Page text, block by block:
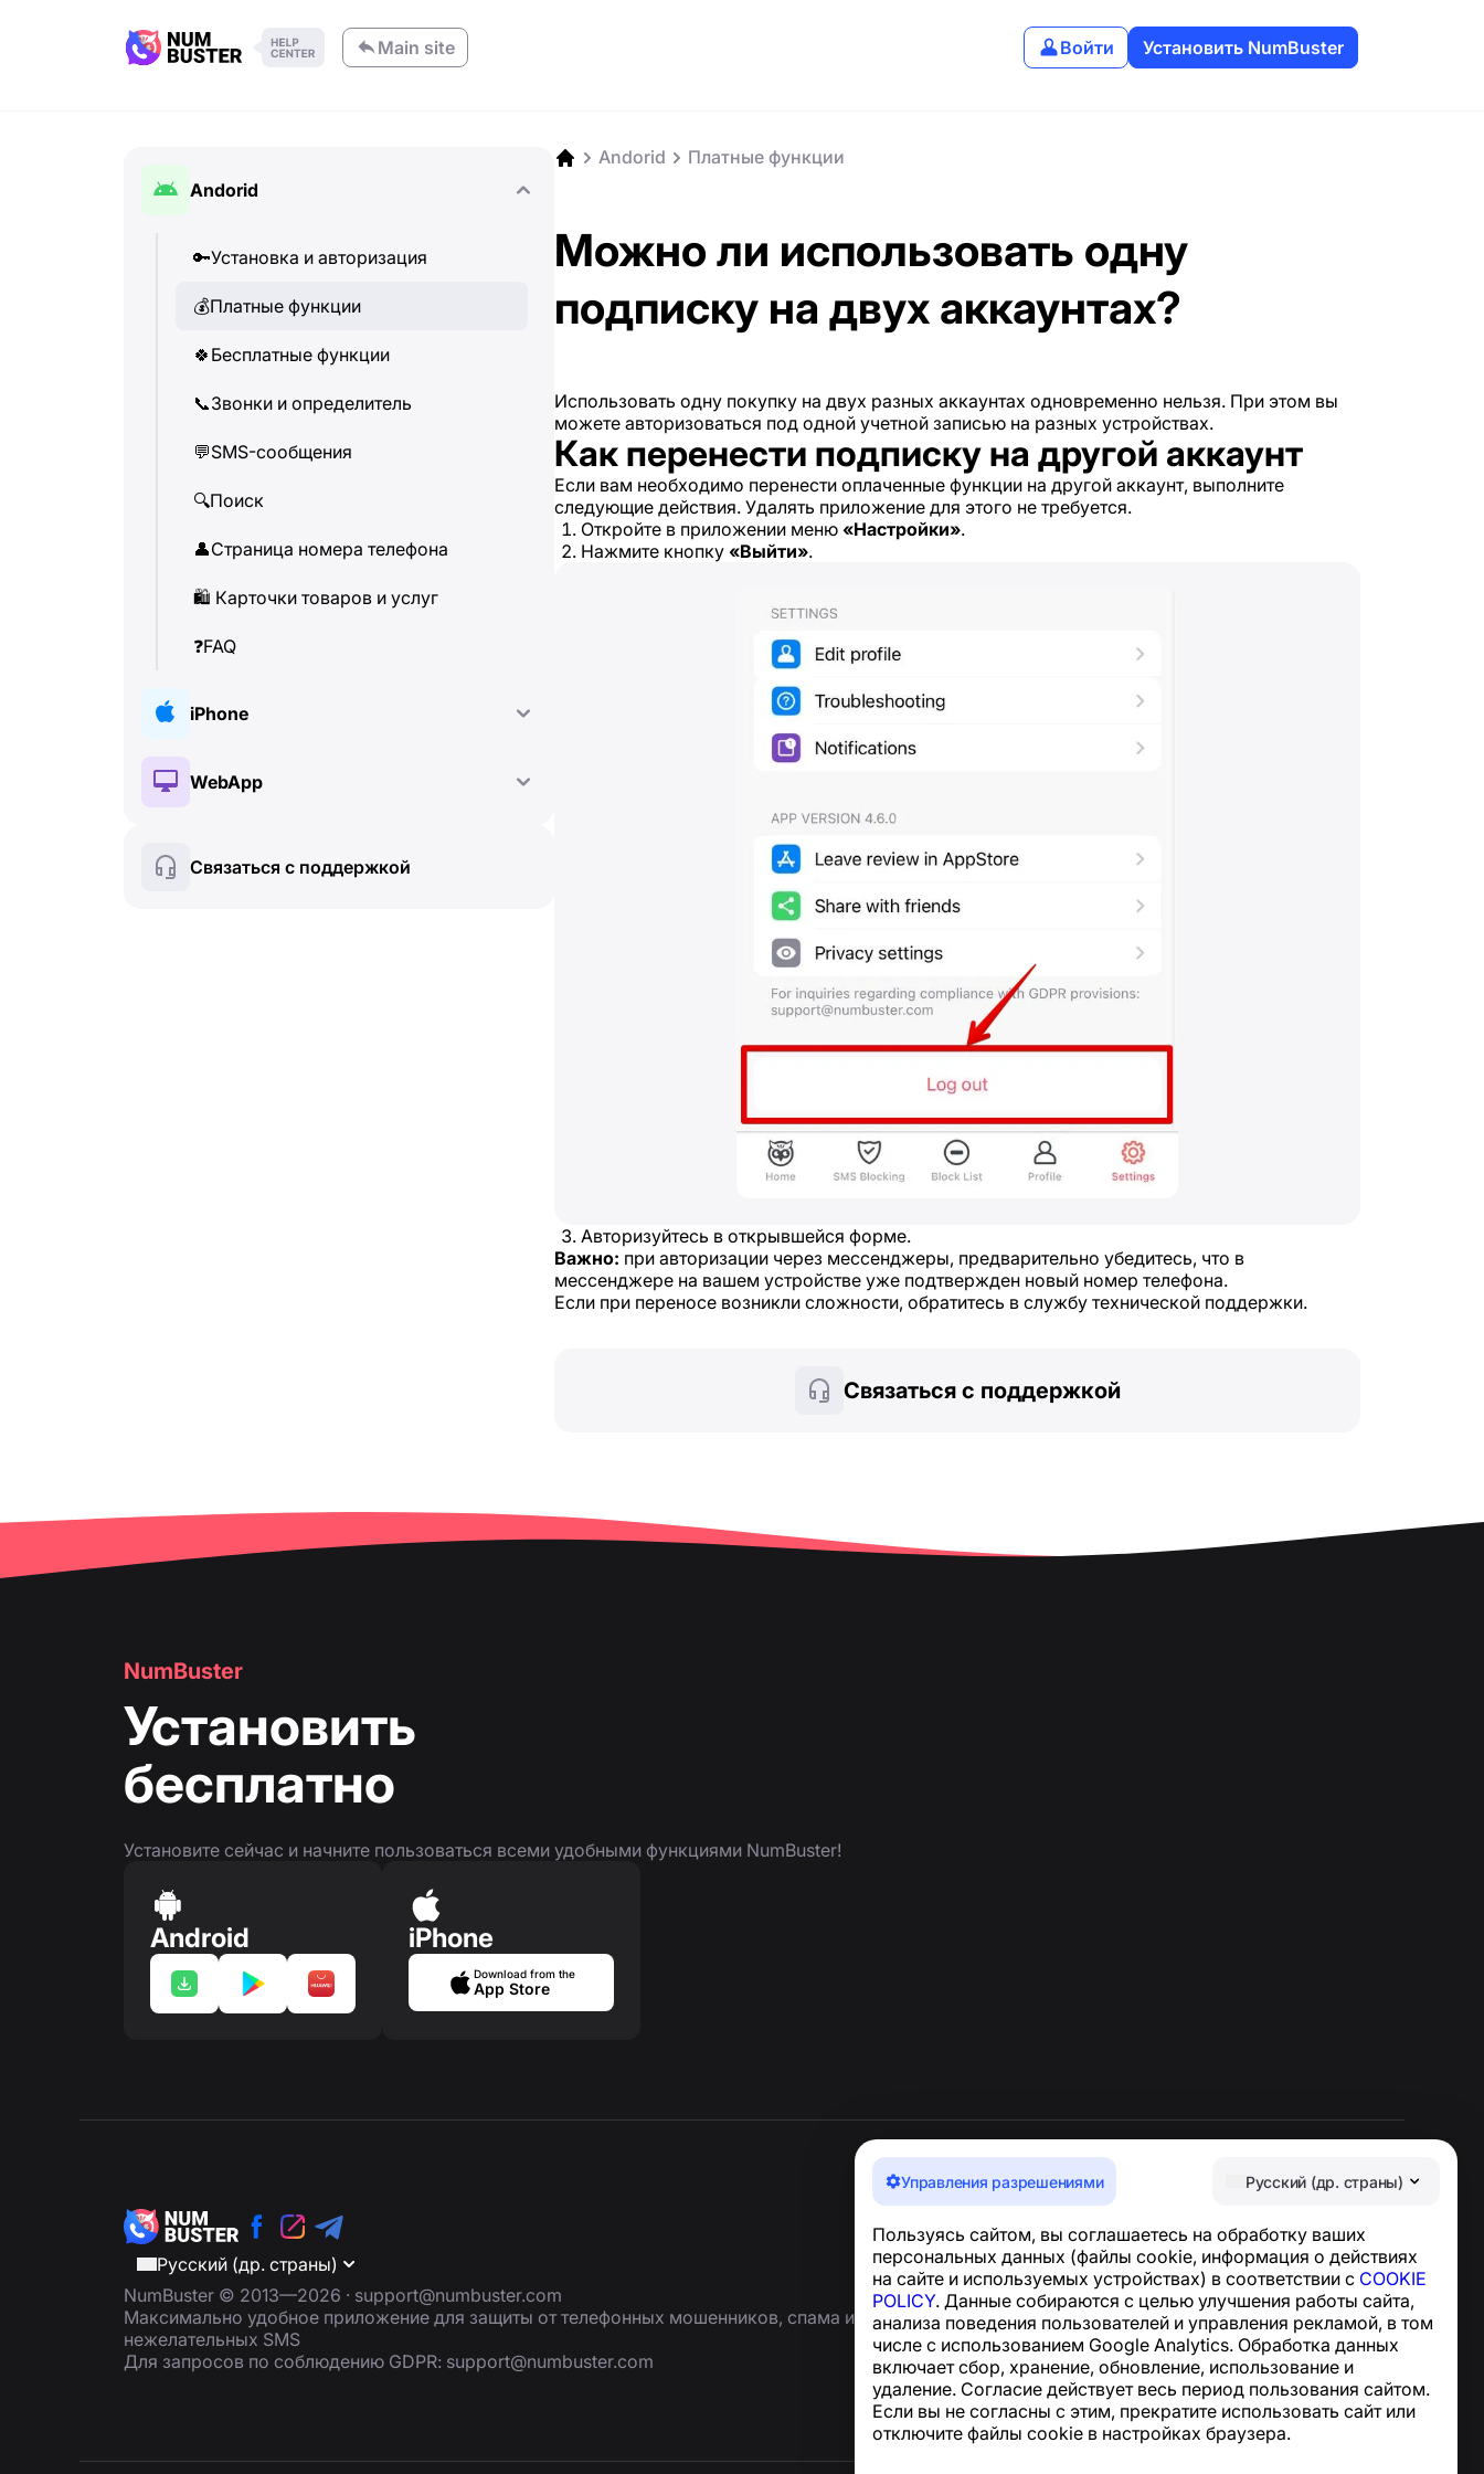
Main site Войти Установить NumBuster
Управления разрешениями Русский (др. страны)
Пользуясь сайтом, вы соглашаетесь на обработку ваших
персональных данных (файлы cookie, информация о действиях
на сайте и используемых устройствах) в соответствии с COOKIE
POLICY. Данные собираются с целью улучшения работы сайта,
анализа поведения пользователей и управления рекламой, в том
числе с использованием Google Analytics. Обработка данных
включает сбор, хранение, обновление, использование и
удаление. Согласие действует весь период пользования сайтом.
Если вы не согласны с этим, прекратите использовать сайт или
отключите файлы cookie в настройках браузера.
Andorid
🔑Установка и авторизация
💰Платные функции
🍀 Бесплатные функции
📞Звонки и определитель
💬SMS-сообщения
🔍Поиск
👤Страница номера телефона
🛍 ️ Карточки товаров и услуг
❓FAQ
iPhone
🔑 Установка и авторизация
🍀Бесплатные функции
WebApp
Связаться с поддержкой
Andorid Платные функции
Можно ли использовать одну
подписку на двух аккаунтах?
Использовать одну покупку на двух разных аккаунтах одновременно нельзя. При этом вы
можете авторизоваться под одной учетной записью на разных устройствах.
Как перенести подписку на другой аккаунт
Если вам необходимо перенести оплаченные функции на другой аккаунт, выполните
следующие действия. Удалять приложение для этого не требуется.
Откройте в приложении меню «Настройки».
Нажмите кнопку «Выйти».
Авторизуйтесь в открывшейся форме.
Важно: при авторизации через мессенджеры, предварительно убедитесь, что в
мессенджере на вашем устройстве уже подтвержден новый номер телефона.
Если при переносе возникли сложности, обратитесь в службу технической поддержки.
Связаться с поддержкой
NumBuster
Установить
бесплатно
Установите сейчас и начните пользоваться всеми удобными функциями NumBuster!
Android iPhone
Download from the
App Store
Русский (др. страны)
NumBuster © 2013—2026 · support@numbuster.com
Максимально удобное приложение для защиты от телефонных мошенников, спама и
нежелательных SMS
Для запросов по соблюдению GDPR: support@numbuster.com
Новости и статьи
О проекте
Контакты